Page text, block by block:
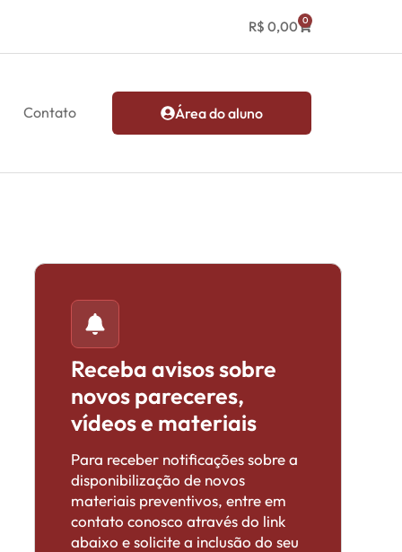
R$ 0,00 0
Contato Área do aluno
Receba avisos sobre
novos pareceres,
vídeos e materiais
Para receber notificações sobre a
disponibilização de novos
materiais preventivos, entre em
contato conosco através do link
abaixo e solicite a inclusão do seu